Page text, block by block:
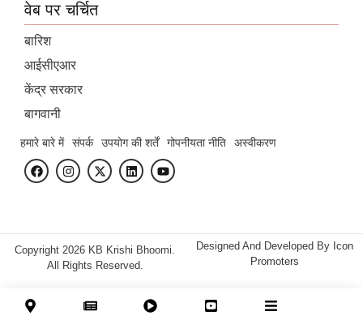
वेब पर चर्चित
बारिश
आईसीएआर
केंद्र सरकार
बागवानी
हमारे बारे में संपर्क उपयोग की शर्तें गोपनीयता नीति अस्वीकरण
Copyright 2026 KB Krishi Bhoomi.
All Rights Reserved.
Designed And Developed By Icon
Promoters